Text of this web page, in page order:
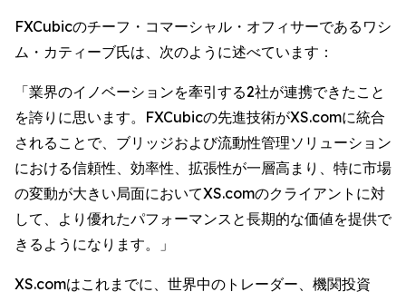
FXCubicのチーフ・コマーシャル・オフィサーであるワシ
ム・カティーブ氏は、次のように述べています：
「業界のイノベーションを牽引する2社が連携できたこと
を誇りに思います。FXCubicの先進技術がXS.comに統合
されることで、ブリッジおよび流動性管理ソリューション
における信頼性、効率性、拡張性が一層高まり、特に市場
の変動が大きい局面においてXS.comのクライアントに対
して、より優れたパフォーマンスと長期的な価値を提供で
きるようになります。」
XS.comはこれまでに、世界中のトレーダー、機関投資